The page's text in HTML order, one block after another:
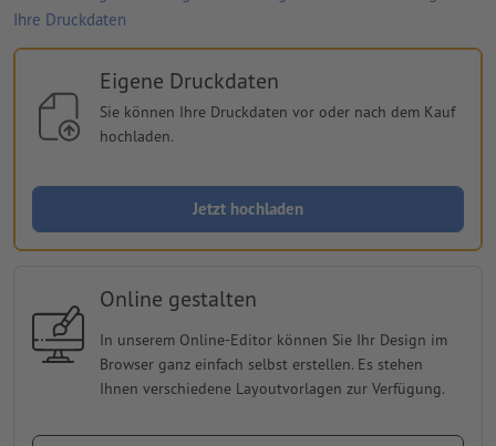
Ihre Druckdaten
Eigene Druckdaten
Sie können Ihre Druckdaten vor oder nach dem Kauf
hochladen.
Jetzt hochladen
Online gestalten
In unserem Online-Editor können Sie Ihr Design im
Browser ganz einfach selbst erstellen. Es stehen
Ihnen verschiedene Layoutvorlagen zur Verfügung.